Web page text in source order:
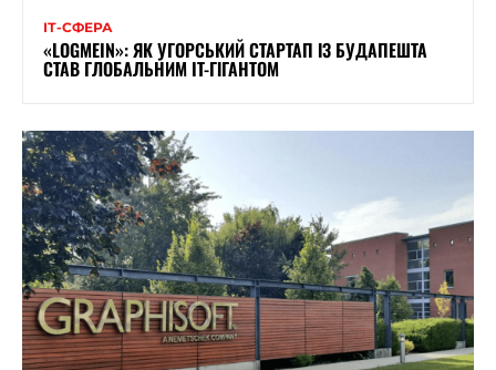
ІТ-СФЕРА
«LOGMEIN»: ЯК УГОРСЬКИЙ СТАРТАП ІЗ БУДАПЕШТА
СТАВ ГЛОБАЛЬНИМ IT-ГІГАНТОМ